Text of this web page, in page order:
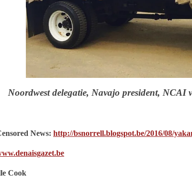
Noordwest delegatie, Navajo president,
News: http://bsnorrell.blogspot.be/2016/08/
Cook